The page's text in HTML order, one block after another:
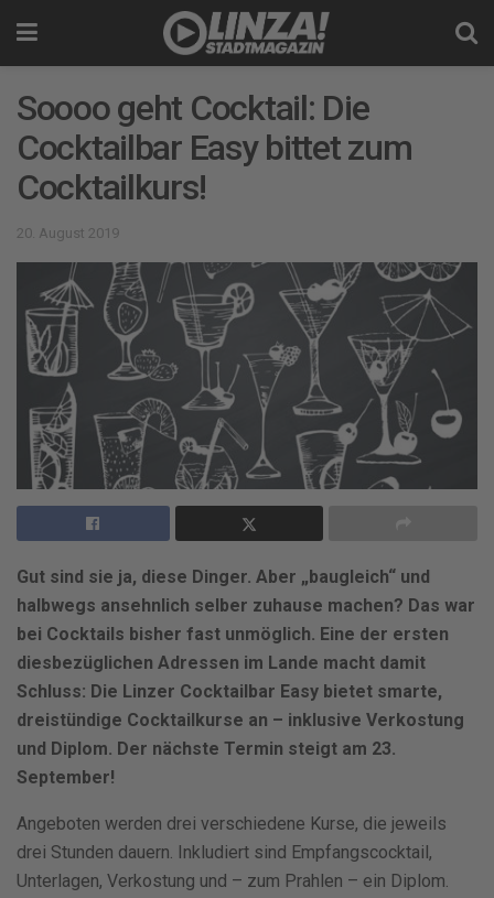
Soooo geht Cocktail: Die
Cocktailbar Easy bittet zum
Cocktailkurs!
20. August 2019
Gut sind sie ja, diese Dinger. Aber „baugleich“ und
halbwegs ansehnlich selber zuhause machen? Das war
bei Cocktails bisher fast unmöglich. Eine der ersten
diesbezüglichen Adressen im Lande macht damit
Schluss: Die Linzer Cocktailbar Easy bietet smarte,
dreistündige Cocktailkurse an – inklusive Verkostung
und Diplom. Der nächste Termin steigt am 23.
September!
Angeboten werden drei verschiedene Kurse, die jeweils
drei Stunden dauern. Inkludiert sind Empfangscocktail,
Unterlagen, Verkostung und – zum Prahlen – ein Diplom.